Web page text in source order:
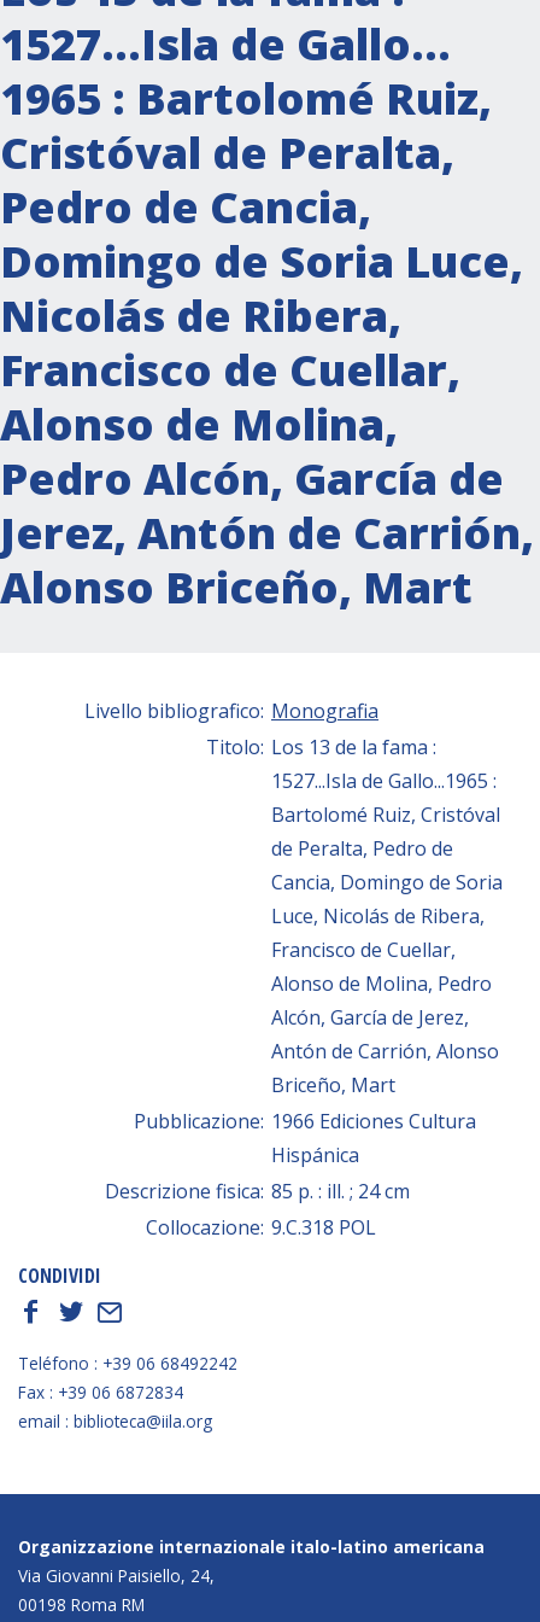
1527…Isla de Gallo…
1965 : Bartolomé Ruiz,
Cristóval de Peralta,
Pedro de Cancia,
Domingo de Soria Luce,
Nicolás de Ribera,
Francisco de Cuellar,
Alonso de Molina,
Pedro Alcón, García de
Jerez, Antón de Carrión,
Alonso Briceño, Mart
Livello bibliografico: Monografia
Titolo: Los 13 de la fama :
1527...Isla de Gallo...1965 :
Bartolomé Ruiz, Cristóval
de Peralta, Pedro de
Cancia, Domingo de Soria
Luce, Nicolás de Ribera,
Francisco de Cuellar,
Alonso de Molina, Pedro
Alcón, García de Jerez,
Antón de Carrión, Alonso
Briceño, Mart
Pubblicazione: 1966 Ediciones Cultura
Hispánica
Descrizione fisica: 85 p. : ill. ; 24 cm
Collocazione: 9.C.318 POL
CONDIVIDI
f
t E
Teléfono : +39 06 68492242
Fax : +39 06 6872834
email : biblioteca@iila.org
Organizzazione internazionale italo-latino americana
Via Giovanni Paisiello, 24,
00198 Roma RM